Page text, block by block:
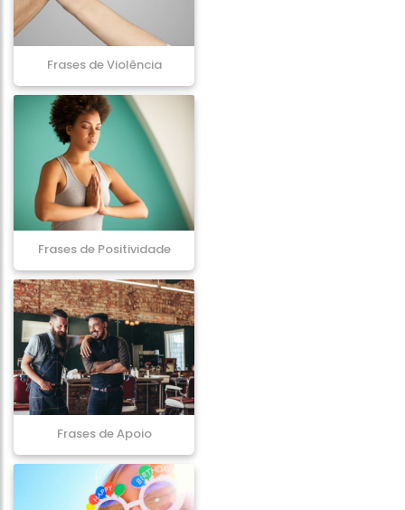
Frases de Violência
Frases de Positividade
Frases de Apoio